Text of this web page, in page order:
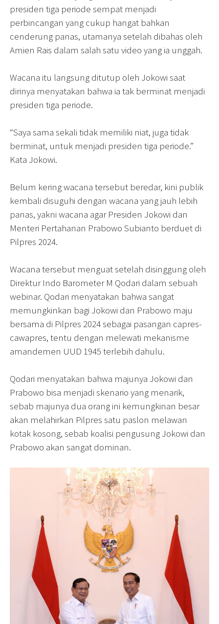
presiden tiga periode sempat menjadi
perbincangan yang cukup hangat bahkan
cenderung panas, utamanya setelah dibahas oleh
Amien Rais dalam salah satu video yang ia unggah.
Wacana itu langsung ditutup oleh Jokowi saat
dirinya menyatakan bahwa ia tak berminat menjadi
presiden tiga periode.
“Saya sama sekali tidak memiliki niat, juga tidak
berminat, untuk menjadi presiden tiga periode.”
Kata Jokowi.
Belum kering wacana tersebut beredar, kini publik
kembali disuguhi dengan wacana yang jauh lebih
panas, yakni wacana agar Presiden Jokowi dan
Menteri Pertahanan Prabowo Subianto berduet di
Pilpres 2024.
Wacana tersebut menguat setelah disinggung oleh
Direktur Indo Barometer M Qodari dalam sebuah
webinar. Qodari menyatakan bahwa sangat
memungkinkan bagi Jokowi dan Prabowo maju
bersama di Pilpres 2024 sebagai pasangan capres-
cawapres, tentu dengan melewati mekanisme
amandemen UUD 1945 terlebih dahulu.
Qodari menyatakan bahwa majunya Jokowi dan
Prabowo bisa menjadi skenario yang menarik,
sebab majunya dua orang ini kemungkinan besar
akan melahirkan Pilpres satu paslon melawan
kotak kosong, sebab koalisi pengusung Jokowi dan
Prabowo akan sangat dominan.